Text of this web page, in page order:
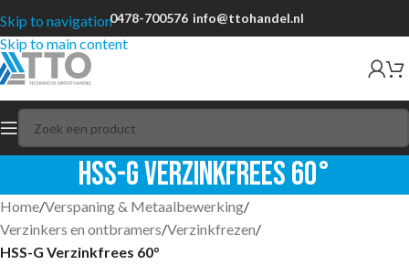
Skip to navigation
Skip to main content
0478-700576 info@ttohandel.nl
HSS-G Verzinkfrees 60°
Home/Verspaning & Metaalbewerking/
Verzinkers en ontbramers/Verzinkfrezen/
HSS-G Verzinkfrees 60°